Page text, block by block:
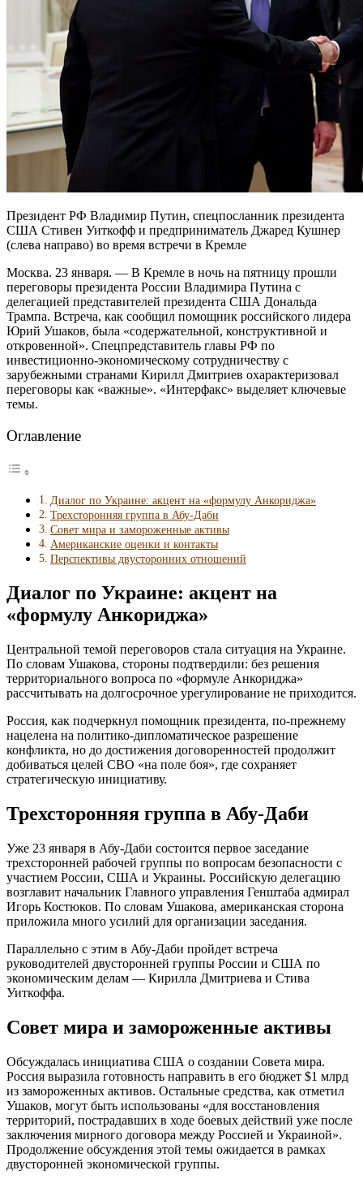
Президент РФ Владимир Путин, спецпосланник президента
США Стивен Уиткофф и предприниматель Джаред Кушнер
(слева направо) во время встречи в Кремле
Москва. 23 января. — В Кремле в ночь на пятницу прошли
переговоры президента России Владимира Путина с
делегацией представителей президента США Дональда
Трампа. Встреча, как сообщил помощник российского лидера
Юрий Ушаков, была «содержательной, конструктивной и
откровенной». Спецпредставитель главы РФ по
инвестиционно-экономическому сотрудничеству с
зарубежными странами Кирилл Дмитриев охарактеризовал
переговоры как «важные». «Интерфакс» выделяет ключевые
темы.
Оглавление
Диалог по Украине: акцент на «формулу Анкориджа»
Трехсторонняя группа в Абу-Даби
Совет мира и замороженные активы
Американские оценки и контакты
Перспективы двусторонних отношений
Диалог по Украине: акцент на
«формулу Анкориджа»
Центральной темой переговоров стала ситуация на Украине.
По словам Ушакова, стороны подтвердили: без решения
территориального вопроса по «формуле Анкориджа»
рассчитывать на долгосрочное урегулирование не приходится.
Россия, как подчеркнул помощник президента, по-прежнему
нацелена на политико-дипломатическое разрешение
конфликта, но до достижения договоренностей продолжит
добиваться целей СВО «на поле боя», где сохраняет
стратегическую инициативу.
Трехсторонняя группа в Абу-Даби
Уже 23 января в Абу-Даби состоится первое заседание
трехсторонней рабочей группы по вопросам безопасности с
участием России, США и Украины. Российскую делегацию
возглавит начальник Главного управления Генштаба адмирал
Игорь Костюков. По словам Ушакова, американская сторона
приложила много усилий для организации заседания.
Параллельно с этим в Абу-Даби пройдет встреча
руководителей двусторонней группы России и США по
экономическим делам — Кирилла Дмитриева и Стива
Уиткоффа.
Совет мира и замороженные активы
Обсуждалась инициатива США о создании Совета мира.
Россия выразила готовность направить в его бюджет $1 млрд
из замороженных активов. Остальные средства, как отметил
Ушаков, могут быть использованы «для восстановления
территорий, пострадавших в ходе боевых действий уже после
заключения мирного договора между Россией и Украиной».
Продолжение обсуждения этой темы ожидается в рамках
двусторонней экономической группы.